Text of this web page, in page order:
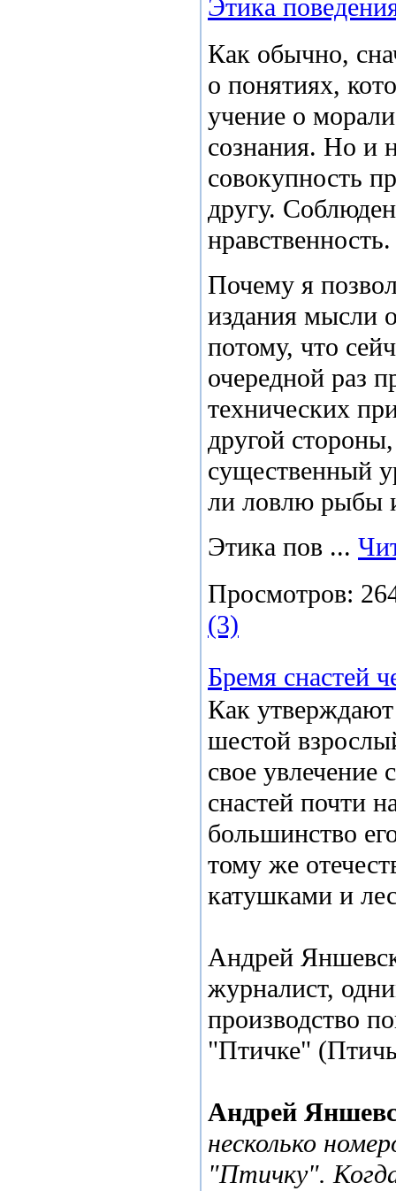
Этика
Как обычно,
о понятиях,
учение о
сознания. Но и
совокупность
другу.
нравственность.
Почему я
издания мысли
потому, что
очередной раз
технических
другой
существенный
ли ловлю рыбы
Этика пов ...
Просмотров:
(3)
Бремя снастей
Как
шестой
свое
снастей почти
большинство
тому же
катушками и
Андрей
журналист,
производство
"Птичке"
Андрей
несколько
"Птичку".